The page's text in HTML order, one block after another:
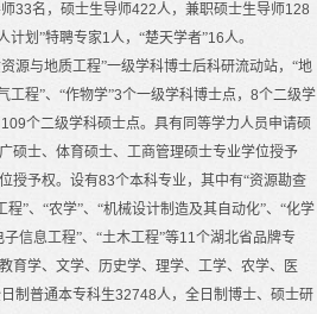
33名， 硕士生导师422人，兼职硕士生导师128
计划”特聘专家1人，“楚天学者”16人。
源与地质工程”一级学科博士后科研流动站，“地
工程”、“作物学”3个一级学科博士点， 8个二级学
109个二级学科硕士点。具有同等学力人员申请硕
硕士、体育硕士、工商管理硕士专业学位授予
授予权。设有83个本科专业，其中有“资源勘查
程”、“农学”、“机械设计制造及其自动化”、“化学
信息工程”、“土木工程”等11个湖北省品牌专
育学、文学、历史学、理学、工学、农学、医
制普通本专科生32748人，全日制博士、硕士研